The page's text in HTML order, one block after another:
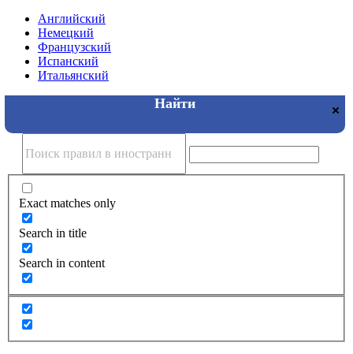
Английский
Немецкий
Французский
Испанский
Итальянский
Exact matches only
Search in title
Search in content